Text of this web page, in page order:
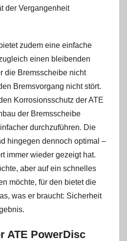
der Vergangenheit
zudem eine einfache
einen bleibenden
die Bremsscheibe nicht
Bremsvorgang nicht stört.
Korrosionsschutz der ATE
der Bremsscheibe
durchzuführen. Die
hingegen dennoch optimal –
immer wieder gezeigt hat.
aber auf ein schnelles
möchte, für den bietet die
was er braucht: Sicherheit
ATE PowerDisc